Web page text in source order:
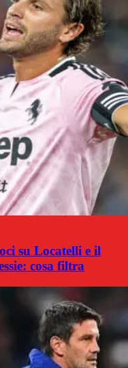
su Locatelli e il
cosa filtra